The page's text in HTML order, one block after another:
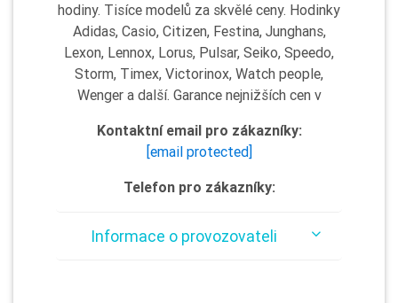
hodiny. Tisíce modelů za skvělé ceny. Hodinky
Adidas, Casio, Citizen, Festina, Junghans,
Lexon, Lennox, Lorus, Pulsar, Seiko, Speedo,
Storm, Timex, Victorinox, Watch people,
Wenger a další. Garance nejnižších cen v
Kontaktní email pro zákazníky:
[email protected]
Telefon pro zákazníky:
Informace o provozovateli